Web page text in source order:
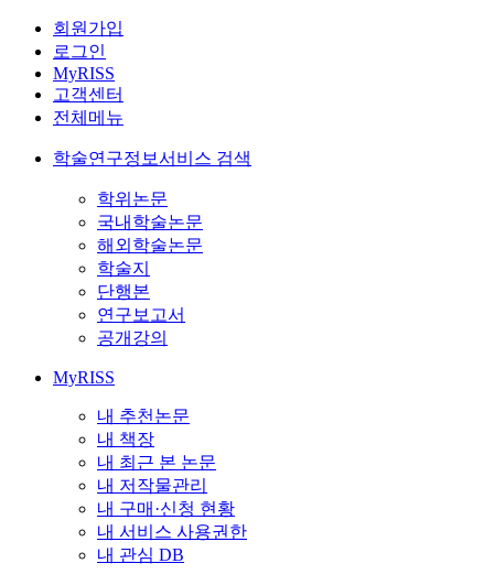
회원가입
로그인
MyRISS
고객센터
전체메뉴
학술연구정보서비스 검색
학위논문
국내학술논문
해외학술논문
학술지
단행본
연구보고서
공개강의
MyRISS
내 추천논문
내 책장
내 최근 본 논문
내 저작물관리
내 구매·신청 현황
내 서비스 사용권한
내 관심 DB